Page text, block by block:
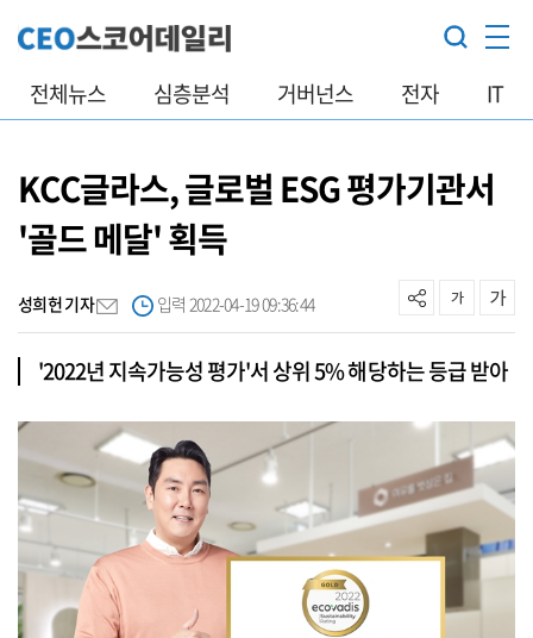
전체뉴스 심층분석 거버넌스 전자 IT
KCC글라스, 글로벌 ESG 평가기관서
'골드 메달' 획득
성희헌 기자 입력 2022-04-19 09:36:44
'2022년 지속가능성 평가'서 상위 5% 해당하는 등급 받아